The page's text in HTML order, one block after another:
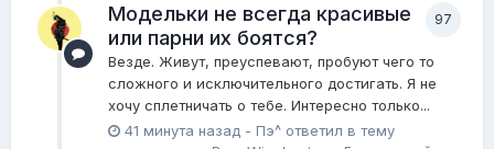
97
Модельки не всегда красивые
или парни их боятся?
Везде. Живут, преуспевают, пробуют чего то
сложного и исключительного достигать. Я не
хочу сплетничать о тебе. Интересно только...
41 минута назад - Пэ^ ответил в тему